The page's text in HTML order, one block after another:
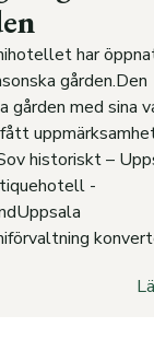
har
gården.Den
gården med sina
historiskt –
-